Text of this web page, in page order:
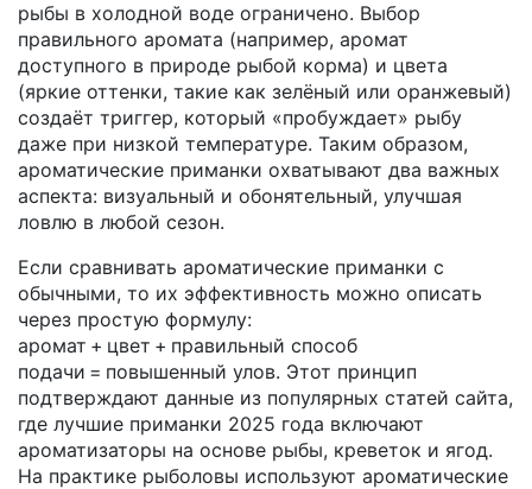
рыбы в холодной воде ограничено. Выбор
правильного аромата (например, аромат
доступного в природе рыбой корма) и цвета
(яркие оттенки, такие как зелёный или оранжевый)
создаёт триггер, который «пробуждает» рыбу
даже при низкой температуре. Таким образом,
ароматические приманки охватывают два важных
аспекта: визуальный и обонятельный, улучшая
ловлю в любой сезон.
Если сравнивать ароматические приманки с
обычными, то их эффективность можно описать
через простую формулу:
аромат + цвет + правильный способ
подачи = повышенный улов. Этот принцип
подтверждают данные из популярных статей сайта,
где лучшие приманки 2025 года включают
ароматизаторы на основе рыбы, креветок и ягод.
На практике рыболовы используют ароматические